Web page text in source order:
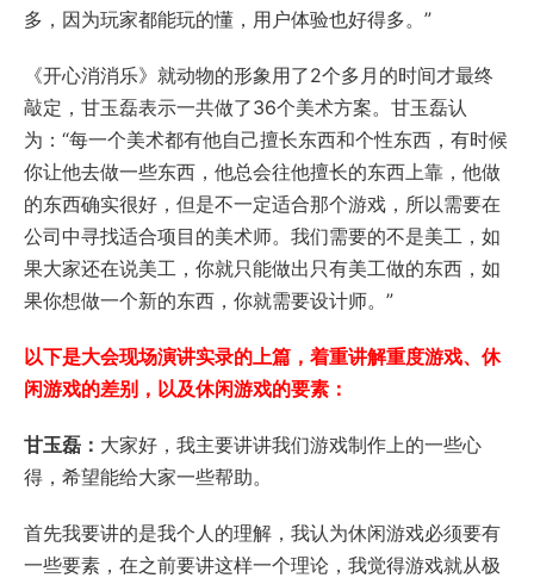
多，因为玩家都能玩的懂，用户体验也好得多。”
《开心消消乐》就动物的形象用了2个多月的时间才最终
敲定，甘玉磊表示一共做了36个美术方案。甘玉磊认
为：“每一个美术都有他自己擅长东西和个性东西，有时候
你让他去做一些东西，他总会往他擅长的东西上靠，他做
的东西确实很好，但是不一定适合那个游戏，所以需要在
公司中寻找适合项目的美术师。我们需要的不是美工，如
果大家还在说美工，你就只能做出只有美工做的东西，如
果你想做一个新的东西，你就需要设计师。”
以下是大会现场演讲实录的上篇，着重讲解重度游戏、休
闲游戏的差别，以及休闲游戏的要素：
甘玉磊： 大家好，我主要讲讲我们游戏制作上的一些心
得，希望能给大家一些帮助。
首先我要讲的是我个人的理解，我认为休闲游戏必须要有
一些要素，在之前要讲这样一个理论，我觉得游戏就从极